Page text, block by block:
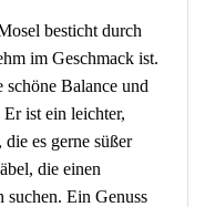
besticht durch
im Geschmack ist.
schöne Balance und
ist ein leichter,
es gerne süßer
die einen
Ein Genuss